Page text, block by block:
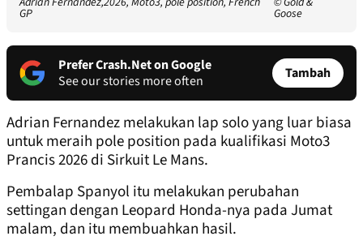
GP Goose
Prefer Crash.Net on Google
See our stories more often
Tambah
Adrian Fernandez melakukan lap solo yang luar biasa
untuk meraih pole position pada kualifikasi Moto3
Prancis 2026 di Sirkuit Le Mans.
Pembalap Spanyol itu melakukan perubahan
settingan dengan Leopard Honda-nya pada Jumat
malam, dan itu membuahkan hasil.